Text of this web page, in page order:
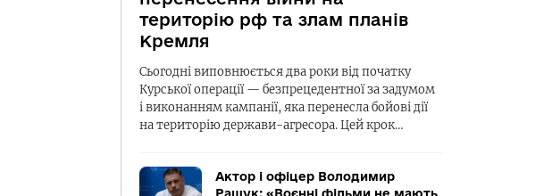
територію рф та злам планів
Кремля
Сьогодні виповнюється два роки від початку
Курської операції — безпрецедентної за задумом
і виконанням кампанії, яка перенесла бойові дії
на територію держави-агресора. Цей крок…
Актор і офіцер Володимир
Ращук: «Воєнні фільми не мають